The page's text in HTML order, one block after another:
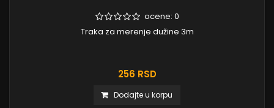
ocene: 0
Traka za merenje dužine 3m
256 RSD
Dodajte u korpu